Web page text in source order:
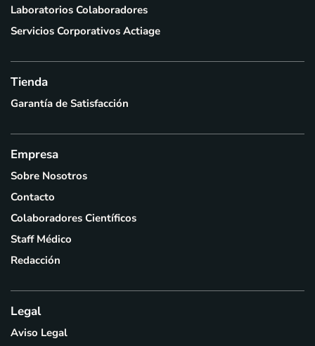
Laboratorios Colaboradores
Servicios Corporativos Actiage
Tienda
Garantía de Satisfacción
Empresa
Sobre Nosotros
Contacto
Colaboradores Científicos
Staff Médico
Redacción
Legal
Aviso Legal